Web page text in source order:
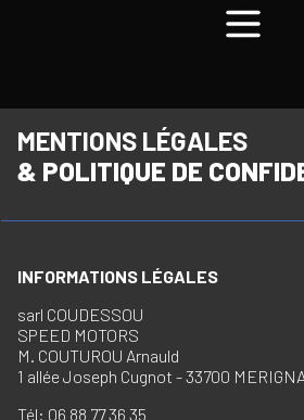
MENTIONS LÉGALES
& POLITIQUE DE
INFORMATIONS LÉGALES
sarl COUDESSOU
SPEED MOTORS
M. COUTUROU Arnauld
1 allée Joseph Cugnot - 33700
Tél: 06 88 77 36 35